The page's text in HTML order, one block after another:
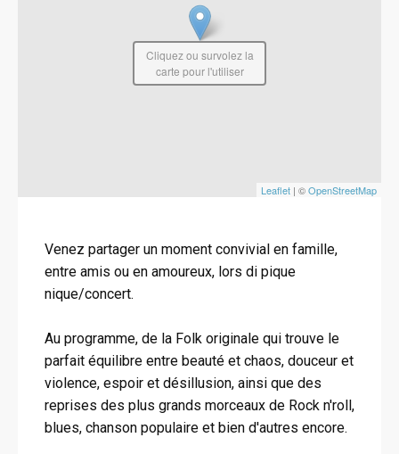
Leaflet | ©OpenStreetMap
Cliquez ou survolez la
carte pour l'utiliser
Venez partager un moment convivial en famille,
entre amis ou en amoureux, lors di pique
nique/concert.
Au programme, de la Folk originale qui trouve le
parfait équilibre entre beauté et chaos, douceur et
violence, espoir et désillusion, ainsi que des
reprises des plus grands morceaux de Rock n'roll,
blues, chanson populaire et bien d'autres encore.